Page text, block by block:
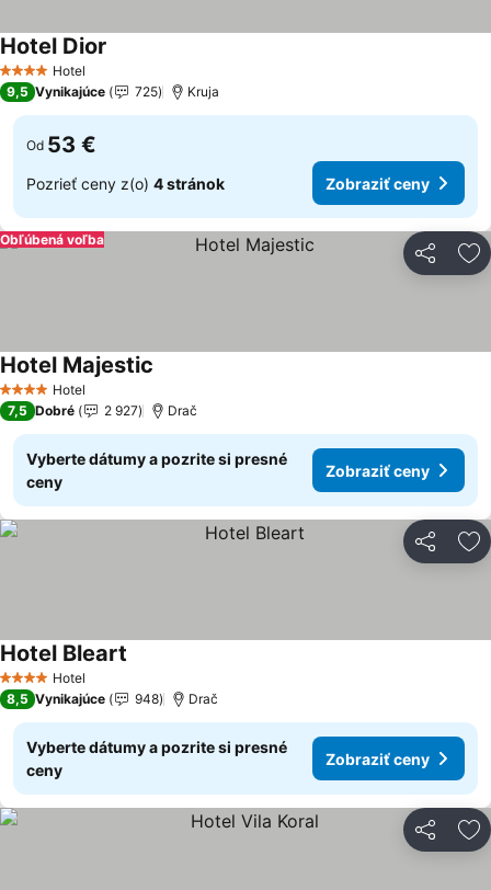
4 Počet hviezdičiek
Hotel
Hotel Dior
9,5 Vynikajúce 725 Kruja
Od 53 €
Pozrieť ceny z(o) 4 stránok Zobraziť ceny
Zdieľať
Obľúbená voľba
4 Počet hviezdičiek
Hotel
Hotel Majestic
7,5 Dobré 2 927 Drač
Vyberte dátumy a pozrite si presné
ceny
Zobraziť ceny
Zdieľať
4 Počet hviezdičiek
Hotel
Hotel Bleart
8,5 Vynikajúce 948 Drač
Vyberte dátumy a pozrite si presné
ceny
Zobraziť ceny
Zdieľať